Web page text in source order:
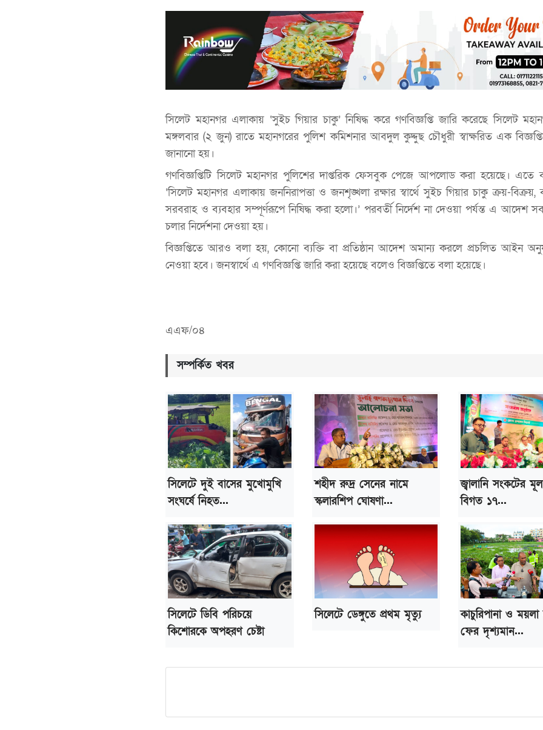
সিলেট মহানগর এলাকায় ‘সুইচ গিয়ার চাকু’ নিষিদ্ধ করে গণবিজ্ঞপ্তি জারি করেছে সিলেট
মঙ্গলবার (২ জুন) রাতে মহানগরের পুলিশ কমিশনার আবদুল কুদ্দুছ চৌধুরী স্বাক্ষরিত এক
জানানো হয়।
গণবিজ্ঞপ্তিটি সিলেট মহানগর পুলিশের দাপ্তরিক ফেসবুক পেজে আপলোড করা হয়েছে। এতে
‘সিলেট মহানগর এলাকায় জননিরাপত্তা ও জনশৃঙ্খলা রক্ষার স্বার্থে সুইচ গিয়ার চাকু ক্রয়-
সরবরাহ ও ব্যবহার সম্পূর্ণরূপে নিষিদ্ধ করা হলো।’ পরবর্তী নির্দেশ না দেওয়া পর্যন্ত এ আদেশ
চলার নির্দেশনা দেওয়া হয়।
বিজ্ঞপ্তিতে আরও বলা হয়, কোনো ব্যক্তি বা প্রতিষ্ঠান আদেশ অমান্য করলে প্রচলিত আইন
নেওয়া হবে। জনস্বার্থে এ গণবিজ্ঞপ্তি জারি করা হয়েছে বলেও বিজ্ঞপ্তিতে বলা হয়েছে।
এএফ/০৪
সম্পর্কিত খবর
সিলেটে দুই বাসের মুখোমুখি
সংঘর্ষে নিহত...
শহীদ রুদ্র সেনের নামে
স্কলারশিপ ঘোষণা...
জ্বালানি সংকটের
বিগত ১৭...
সিলেটে ডিবি পরিচয়ে
কিশোরকে অপহরণ চেষ্টা
সিলেটে ডেঙ্গুতে প্রথম মৃত্যু
কাচুরিপানা ও
ফের দৃশ্যমান...